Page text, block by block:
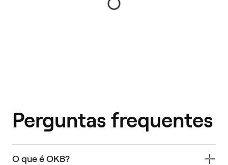
Perguntas frequentes
O que é OKB?